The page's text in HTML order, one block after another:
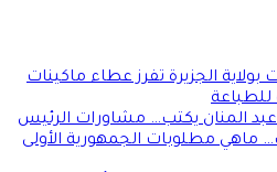
بولاية الجزيرة تفرز عطاء ماكينات
للطباعة
المنان يكتب… مشاورات الرئيس
ماهي مطلوبات الجمهورية الأولى